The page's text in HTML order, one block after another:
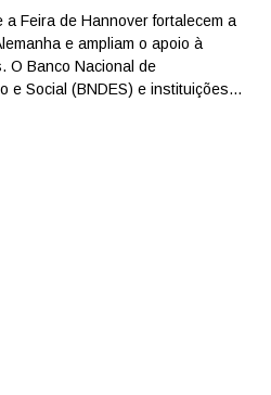
e
governo
alemão
articulam
Feira de Hannover fortalecem a
e ampliam o apoio à
O Banco Nacional de
e Social (BNDES) e instituições...